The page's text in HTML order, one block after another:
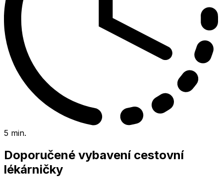
5 min.
Doporučené vybavení cestovní
lékárničky